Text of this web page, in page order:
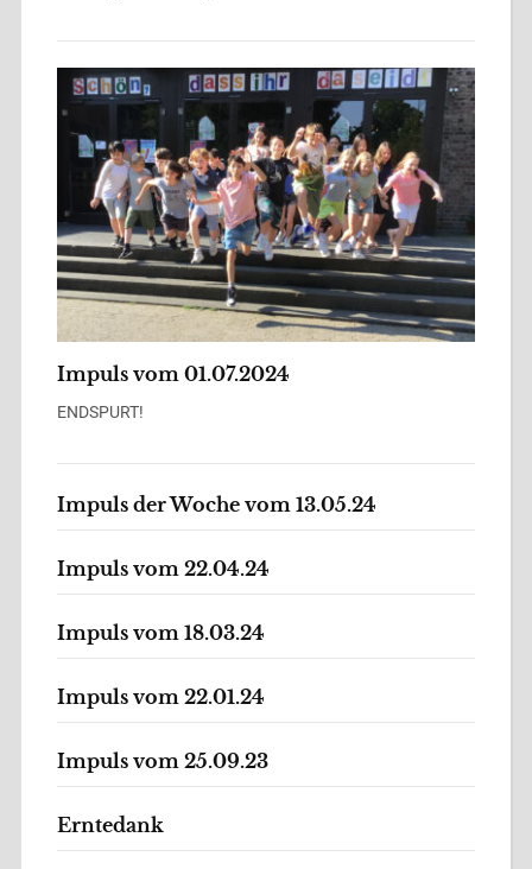
Impuls vom 01.07.2024
ENDSPURT!
Impuls der Woche vom 13.05.24
Impuls vom 22.04.24
Impuls vom 18.03.24
Impuls vom 22.01.24
Impuls vom 25.09.23
Erntedank